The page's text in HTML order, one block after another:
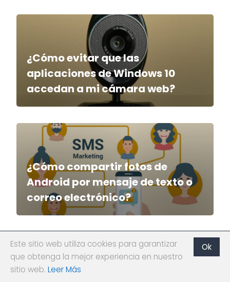
¿Cómo evitar que las
aplicaciones de Windows 10
accedan a mi cámara web?
¿Cómo compartir fotos de
Android por mensaje de texto o
correo electrónico?
¿Cómo usar el 'Visor de datos de
diagnostico' para saber qué
Ok
Este sitio web utiliza cookies para garantizar
que obtenga la mejor experiencia en nuestro
sitio web. Leer Más